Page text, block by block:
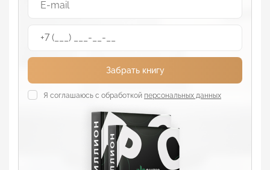
Забрать книгу
Я соглашаюсь с обработкой персональных данных